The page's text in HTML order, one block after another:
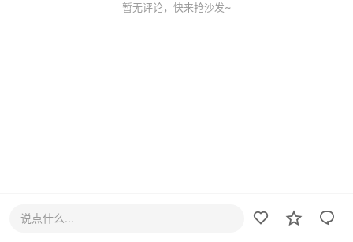
暂无评论，快来抢沙发~
说点什么...